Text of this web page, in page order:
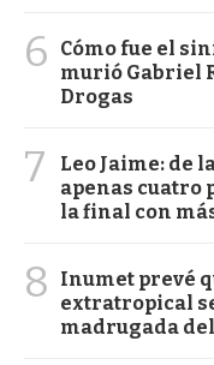
6
Cómo fue el
murió Gabriel
Drogas
7
Leo Jaime: de
apenas cuatro
la final con
8
Inumet prevé
extratropical
madrugada